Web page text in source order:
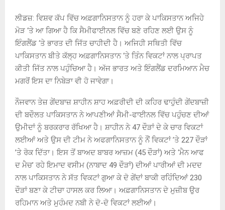
ਲੀਡਜ਼: ਵਿਸ਼ਵ ਕੱਪ ਵਿੱਚ ਅਫ਼ਗਾਨਿਸਤਾਨ ਨੂੰ ਹਰਾ ਕੇ ਪਾਕਿਸਤਾਨ ਅਜਿਹੇ
ਮੋੜ ‘ਤੇ ਆ ਗਿਆ ਹੈ ਕਿ ਸੈਮੀਫਾਈਨਲ ਵਿੱਚ ਬਣੇ ਰਹਿਣ ਲਈ ਉਸ ਨੂੰ
ਇੰਗਲੈਂਡ ‘ਤੇ ਭਾਰਤ ਦੀ ਜਿੱਤ ਚਾਹੀਦੀ ਹੈ। ਅਜਿਹੀ ਸਥਿਤੀ ਵਿੱਚ
ਪਾਕਿਸਤਾਨ ਬੀਤੇ ਕੱਲ੍ਹ ਅਫ਼ਗਾਨਿਸਤਾਨ ‘ਤੇ ਤਿੰਨ ਵਿਕਟਾਂ ਨਾਲ ਪ੍ਰਾਪਤ
ਕੀਤੀ ਜਿੱਤ ਨਾਲ ਪਹੁੰਚਿਆ ਹੈ। ਅੱਜ ਭਾਰਤ ਅਤੇ ਇੰਗਲੈਂਡ ਦਰਮਿਆਨ ਮੈਚ
ਮਗਰੋਂ ਇਸ ਦਾ ਨਿਬੇੜਾ ਵੀ ਹੋ ਜਾਵੇਗਾ।
ਨੌਜਵਾਨ ਤੇਜ਼ ਗੇਂਦਬਾਜ਼ ਸ਼ਾਹੀਨ ਸ਼ਾਹ ਅਫ਼ਰੀਦੀ ਦੀ ਕਹਿਰ ਢਾਹੁੰਦੀ ਗੇਂਦਬਾਜ਼ੀ
ਦੀ ਬਦੌਲਤ ਪਾਕਿਸਤਾਨ ਨੇ ਆਪਣੀਆਂ ਸੈਮੀ-ਫਾਈਨਲ ਵਿੱਚ ਪਹੁੰਚਣ ਦੀਆਂ
ਉਮੀਦਾਂ ਨੂੰ ਬਰਕਰਾਰ ਰੱਖਿਆ ਹੈ। ਸ਼ਾਹੀਨ ਨੇ 47 ਦੌੜਾਂ ਦੇ ਕੇ ਚਾਰ ਵਿਕਟਾਂ
ਲਈਆਂ ਅਤੇ ਉਸ ਦੀ ਟੀਮ ਨੇ ਅਫਗਾਨਿਸਤਾਨ ਨੂੰ ਨੌਂ ਵਿਕਟਾਂ ’ਤੇ 227 ਦੌੜਾਂ
’ਤੇ ਰੋਕ ਦਿੱਤਾ। ਇਸ ਤੋਂ ਬਾਅਦ ਬਾਬਰ ਆਜ਼ਮ (45 ਦੌੜਾਂ) ਅਤੇ ‘ਮੈਨ ਆਫ
ਦ ਮੈਚ’ ਰਹੇ ਇਮਾਦ ਵਸੀਮ (ਨਾਬਾਦ 49 ਦੌੜਾਂ) ਦੀਆਂ ਪਾਰੀਆਂ ਦੀ ਮਦਦ
ਨਾਲ ਪਾਕਿਸਤਾਨ ਨੇ ਸੱਤ ਵਿਕਟਾਂ ਗੁਆ ਕੇ ਦੋ ਗੇਂਦਾਂ ਬਾਕੀ ਰਹਿੰਦਿਆਂ 230
ਦੌੜਾਂ ਬਣਾ ਕੇ ਟੀਚਾ ਹਾਸਲ ਕਰ ਲਿਆ। ਅਫ਼ਗਾਨਿਸਤਾਨ ਦੇ ਮੁਜ਼ੀਬ ਉਰ
ਰਹਿਮਾਨ ਅਤੇ ਮੁਹੰਮਦ ਨਬੀ ਨੇ ਦੋ-ਦੋ ਵਿਕਟਾਂ ਲਈਆਂ।